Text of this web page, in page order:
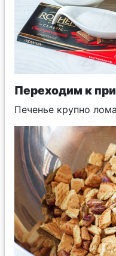
Переходим к
Печенье крупно